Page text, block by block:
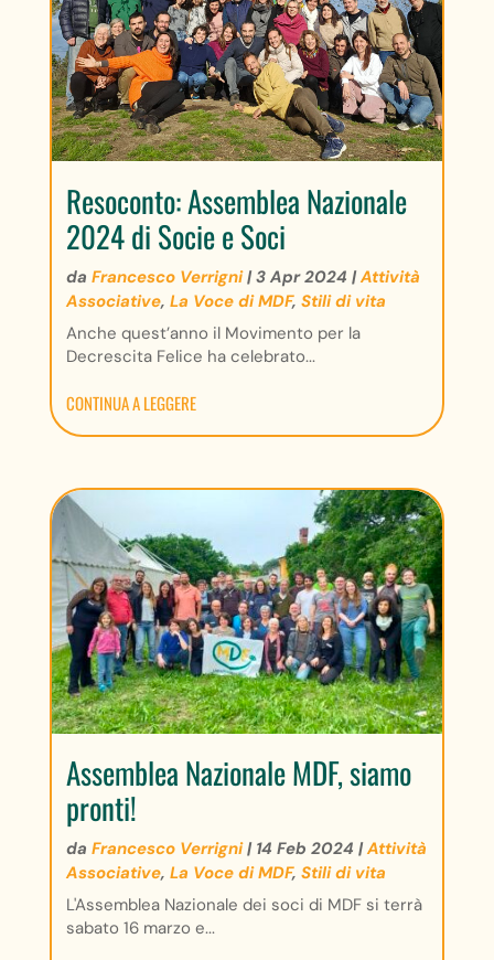
Resoconto: Assemblea Nazionale
2024 di Socie e Soci
da Francesco Verrigni|3 Apr 2024 |Attività
Associative, La Voce di MDF, Stili di vita
Anche quest’anno il Movimento per la
Decrescita Felice ha celebrato...
CONTINUA A LEGGERE
Assemblea Nazionale MDF, siamo
pronti!
da Francesco Verrigni| 14 Feb 2024 |Attività
Associative, La Voce di MDF, Stili di vita
L'Assemblea Nazionale dei soci di MDF si terrà
sabato 16 marzo e...